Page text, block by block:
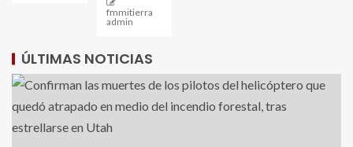
fmmitierra
admin
ÚLTIMAS NOTICIAS